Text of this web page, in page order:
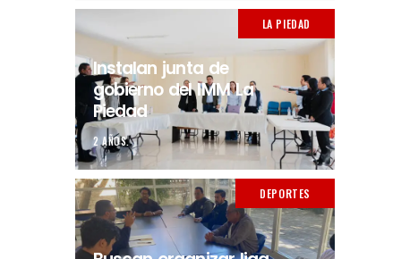
LA PIEDAD
Instalan junta de
gobierno del IMM La
Piedad
2 AÑOS.
DEPORTES